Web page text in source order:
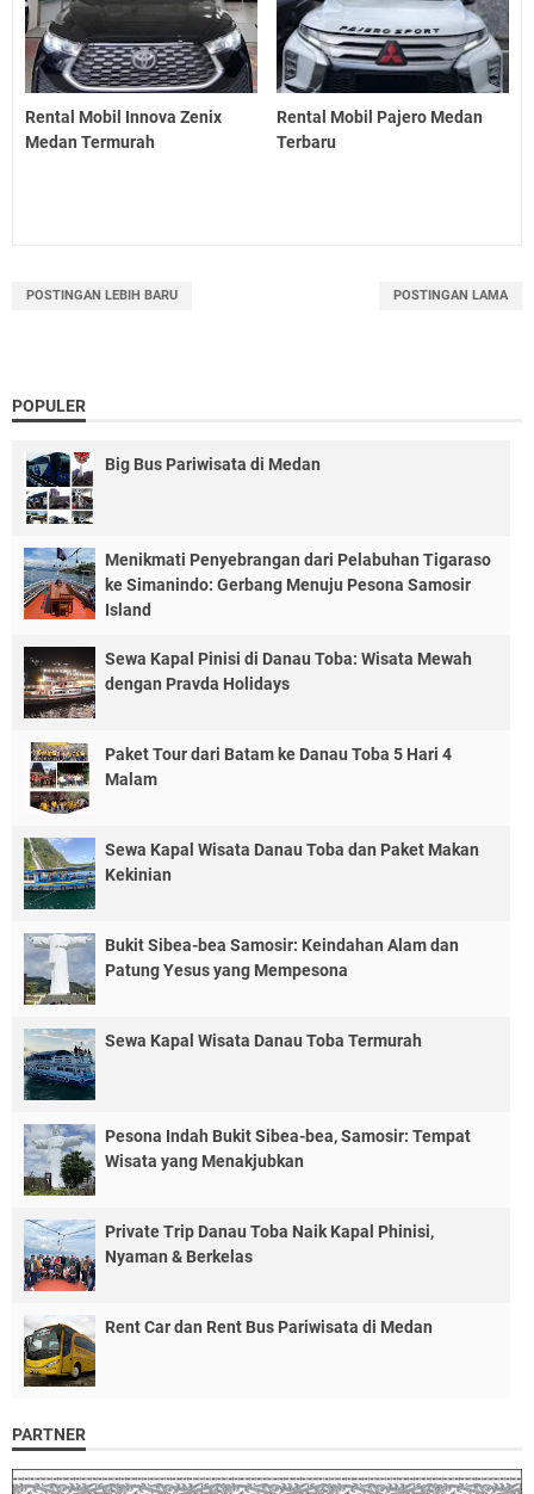
Rental Mobil Innova Zenix
Medan Termurah
Rental Mobil Pajero Medan
Terbaru
POSTINGAN LEBIH BARU POSTINGAN LAMA
POPULER
Big Bus Pariwisata di Medan
Menikmati Penyebrangan dari Pelabuhan Tigaraso
ke Simanindo: Gerbang Menuju Pesona Samosir
Island
Sewa Kapal Pinisi di Danau Toba: Wisata Mewah
dengan Pravda Holidays
Paket Tour dari Batam ke Danau Toba 5 Hari 4
Malam
Sewa Kapal Wisata Danau Toba dan Paket Makan
Kekinian
Bukit Sibea-bea Samosir: Keindahan Alam dan
Patung Yesus yang Mempesona
Sewa Kapal Wisata Danau Toba Termurah
Pesona Indah Bukit Sibea-bea, Samosir: Tempat
Wisata yang Menakjubkan
Private Trip Danau Toba Naik Kapal Phinisi,
Nyaman & Berkelas
Rent Car dan Rent Bus Pariwisata di Medan
PARTNER